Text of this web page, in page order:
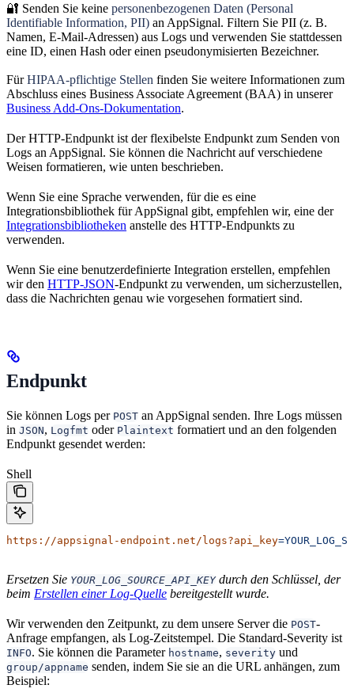
🔐 Senden Sie keine personenbezogenen Daten (Personal
Identifiable Information, PII) an AppSignal. Filtern Sie PII (z. B.
Namen, E-Mail-Adressen) aus Logs und verwenden Sie stattdessen
eine ID, einen Hash oder einen pseudonymisierten Bezeichner.
FürHIPAA-pflichtige Stellen finden Sie weitere Informationen zum
Abschluss eines Business Associate Agreement (BAA) in unserer
Business Add-Ons-Dokumentation.
Der HTTP-Endpunkt ist der flexibelste Endpunkt zum Senden von
Logs an AppSignal. Sie können die Nachricht auf verschiedene
Weisen formatieren, wie unten beschrieben.
Wenn Sie eine Sprache verwenden, für die es eine
Integrationsbibliothek für AppSignal gibt, empfehlen wir, eine der
Integrationsbibliotheken anstelle des HTTP-Endpunkts zu
verwenden.
Wenn Sie eine benutzerdefinierte Integration erstellen, empfehlen
wir den HTTP-JSON-Endpunkt zu verwenden, um sicherzustellen,
dass die Nachrichten genau wie vorgesehen formatiert sind.
Endpunkt
Sie können Logs per POST an AppSignal senden. Ihre Logs müssen
in JSON, Logfmt oder Plaintext formatiert und an den folgenden
Endpunkt gesendet werden:
Shell
https://appsignal-endpoint.net/logs?api_key
Ersetzen Sie YOUR_LOG_SOURCE_API_KEYdurch den Schlüssel, der
beim Erstellen einer Log-Quelle bereitgestellt wurde.
Wir verwenden den Zeitpunkt, zu dem unsere Server die POST-
Anfrage empfangen, als Log-Zeitstempel. Die Standard-Severity ist
INFO. Sie können die Parameter hostname, severity und
group/appname senden, indem Sie sie an die URL anhängen, zum
Beispiel: